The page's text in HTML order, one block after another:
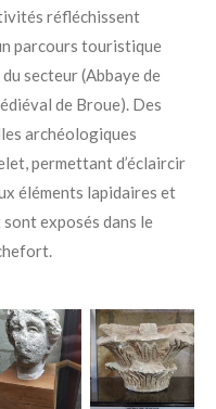
réfléchissent
parcours touristique
secteur (Abbaye de
de Broue). Des
archéologiques
permettant d’éclaircir
éléments lapidaires et
exposés dans le